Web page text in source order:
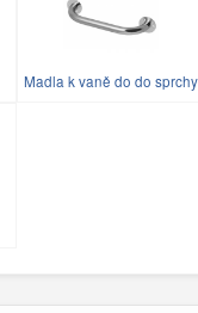
Madla k vaně do do sprchy